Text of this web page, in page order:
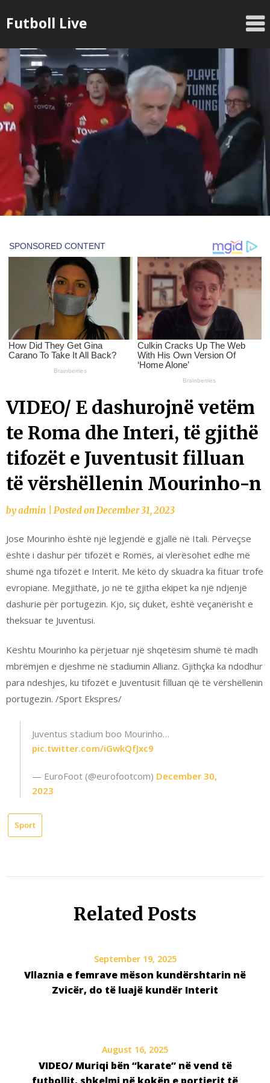
toFutboll Live
VIDEO/ E dashurojnë vetëm
te Roma dhe Interi, të gjithë
tifozët e Juventusit filluan
të vërshëllenin Mourinho-n
byadmin Posted onDecember 31, 2023
Jose Mourinho është një legjendë e gjallë në Itali. Përveçse
është i dashur për tifozët e Romës, ai vlerësohet edhe më
shumë nga tifozët e Interit. Me këto dy skuadra ka fituar trofe
evropiane. Megjithatë, jo në të gjitha ekipet ka një ndjenjë
dashurie për portugezin. Kjo, siç duket, është veçanërisht e
theksuar te Juventusi.
Kështu Mourinho ka përjetuar një shqetësim shumë të madh
mbrëmjen e djeshme në stadiumin Allianz. Gjithçka ka ndodhur
para ndeshjes, ku tifozët e Juventusit filluan që të vërshëllenin
portugezin. /Sport Ekspres/
Juventus stadium boo Mourinho…
pic.twitter.com/iGwkQfJxc9
— EuroFoot (@eurofootcom) December 30,
2023
Sport
Related Posts
September 19, 2025
Vllaznia e femrave mëson kundërshtarin në
Zvicër, do të luajë kundër Interit
August 16, 2025
VIDEO/ Muriqi bën “karate” në vend të